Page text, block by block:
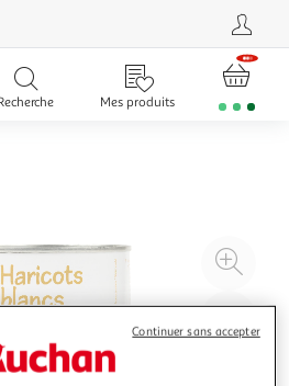
Mes produits
à
Continuer sans accepter